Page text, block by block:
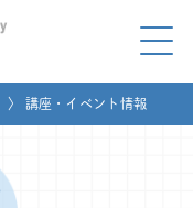
〉 講座・イベント情報